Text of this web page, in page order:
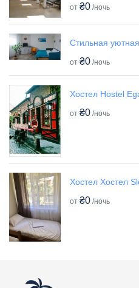
от ₴0 /ночь
Стильная
от ₴0 /ночь
Хостел Hostel
от ₴0 /ночь
Хостел Хостел
от ₴0 /ночь